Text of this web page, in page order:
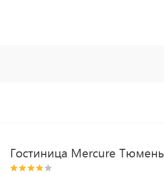
Гостиница Mercure Тюмень